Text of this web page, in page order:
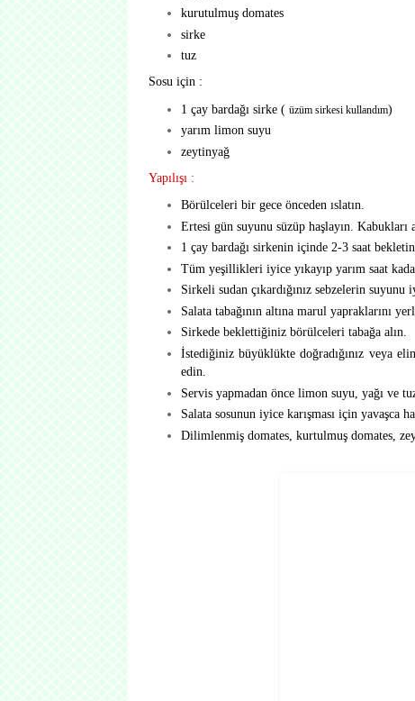
kurutulmuş domates
sirke
tuz
Sosu için :
1 çay bardağı sirke ( üzüm sirkesi kullandım)
yarım limon suyu
zeytinyağ
Yapılışı :
Börülceleri bir gece önceden ıslatın.
Ertesi gün suyunu süzüp haşlayın. Kabukları
1 çay bardağı sirkenin içinde 2-3 saat bekletin.
Tüm yeşillikleri iyice yıkayıp yarım saat
Sirkeli sudan çıkardığınız sebzelerin suyunu
Salata tabağının altına marul yapraklarını
Sirkede beklettiğiniz börülceleri tabağa alın.
İstediğiniz büyüklükte doğradığınız veya
edin.
Servis yapmadan önce limon suyu, yağı ve
Salata sosunun iyice karışması için yavaşca
Dilimlenmiş domates, kurtulmuş domates,